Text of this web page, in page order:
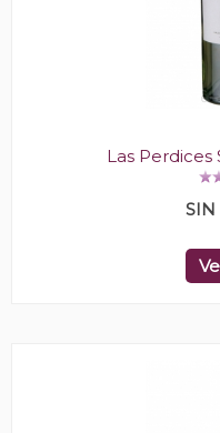
Las Perdices
SIN